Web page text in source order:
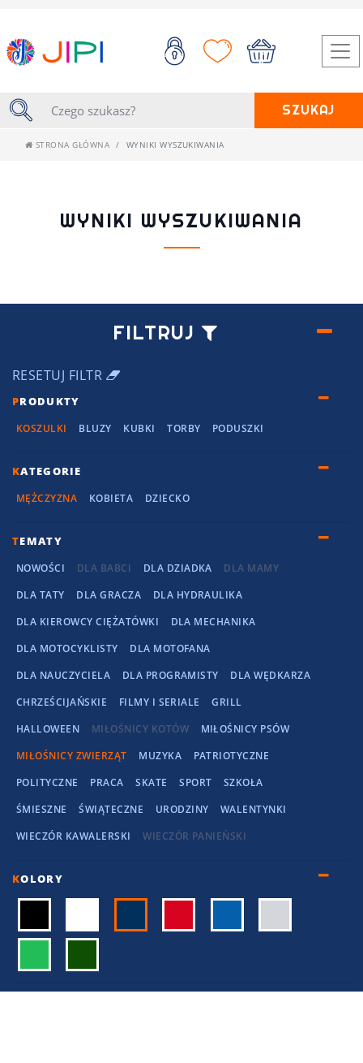
SZUKAJ
STRONA GŁÓWNA WYNIKI WYSZUKIWANIA
WYNIKI WYSZUKIWANIA
FILTRUJ
RESETUJ FILTR
PRODUKTY
KOSZULKI BLUZY KUBKI TORBY PODUSZKI
KATEGORIE
MĘŻCZYZNA KOBIETA DZIECKO
TEMATY
NOWOŚCI DLA BABCI DLA DZIADKA
DLA MAMY
DLA TATY
DLA GRACZA
DLA HYDRAULIKA
DLA KIEROWCY CIĘŻATÓWKI
DLA MECHANIKA
DLA MOTOCYKLISTY
DLA MOTOFANA
DLA NAUCZYCIELA
DLA PROGRAMISTY
DLA WĘDKARZA
CHRZEŚCIJAŃSKIE
FILMY I SERIALE
GRILL
HALLOWEEN
MIŁOŚNICY KOTÓW
MIŁOŚNICY PSÓW
MIŁOŚNICY ZWIERZĄT
MUZYKA
PATRIOTYCZNE
POLITYCZNE
PRACA SKATE SPORT
SZKOŁA
ŚMIESZNE
ŚWIĄTECZNE URODZINY
WALENTYNKI
WIECZÓR KAWALERSKI
WIECZÓR PANIEŃSKI
KOLORY